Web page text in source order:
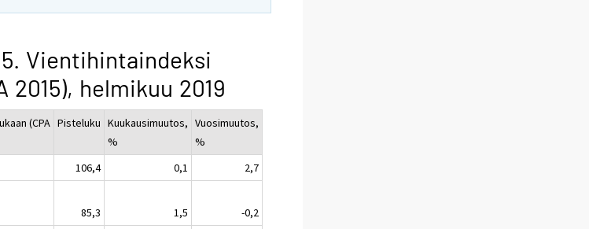
Vientihintaindeksi
2015), helmikuu 2019
(CPA Pisteluku Kuukausimuutos,
%
Vuosimuutos,
%
106,4 0,1
2,7
85,3 1,5
-0,2